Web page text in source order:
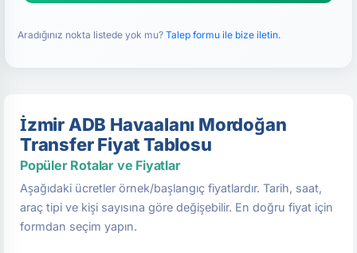
Aradığınız nokta listede yok mu? Talep formu ile bize iletin.
İzmir ADB Havaalanı Mordoğan
Transfer Fiyat Tablosu
Popüler Rotalar ve Fiyatlar
Aşağıdaki ücretler örnek/başlangıç fiyatlardır. Tarih, saat,
araç tipi ve kişi sayısına göre değişebilir. En doğru fiyat için
formdan seçim yapın.